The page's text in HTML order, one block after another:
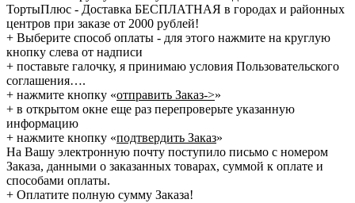
ТортыПлюс - Доставка БЕСПЛАТНАЯ в городах и районных
центров при заказе от 2000 рублей!
+ Выберите способ оплаты - для этого нажмите на круглую
кнопку слева от надписи
+ поставьте галочку, я принимаю условия Пользовательского
соглашения….
+ нажмите кнопку «отправить Заказ->»
+ в открытом окне еще раз перепроверьте указанную
информацию
+ нажмите кнопку «подтвердить Заказ»
На Вашу электронную почту поступило письмо с номером
Заказа, данными о заказанных товарах, суммой к оплате и
способами оплаты.
+ Оплатите полную сумму Заказа!